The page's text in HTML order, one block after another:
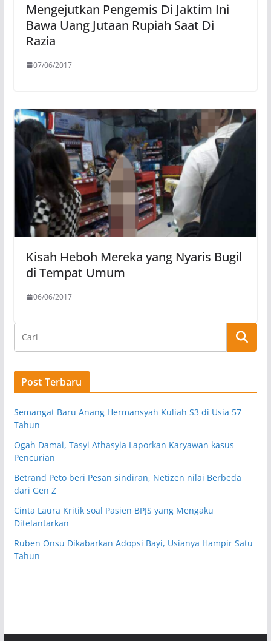
Mengejutkan Pengemis Di Jaktim Ini
Bawa Uang Jutaan Rupiah Saat Di
Razia
07/06/2017
Kisah Heboh Mereka yang Nyaris Bugil
di Tempat Umum
06/06/2017
Post Terbaru
Semangat Baru Anang Hermansyah Kuliah S3 di Usia 57
Tahun
Ogah Damai, Tasyi Athasyia Laporkan Karyawan kasus
Pencurian
Betrand Peto beri Pesan sindiran, Netizen nilai Berbeda
dari Gen Z
Cinta Laura Kritik soal Pasien BPJS yang Mengaku
Ditelantarkan
Ruben Onsu Dikabarkan Adopsi Bayi, Usianya Hampir Satu
Tahun